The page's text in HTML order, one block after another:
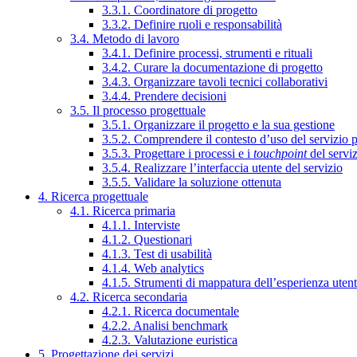
3.3.1. Coordinatore di progetto
3.3.2. Definire ruoli e responsabilità
3.4. Metodo di lavoro
3.4.1. Definire processi, strumenti e rituali
3.4.2. Curare la documentazione di progetto
3.4.3. Organizzare tavoli tecnici collaborativi
3.4.4. Prendere decisioni
3.5. Il processo progettuale
3.5.1. Organizzare il progetto e la sua gestione
3.5.2. Comprendere il contesto d’uso del servizio
3.5.3. Progettare i processi e i touchpointdel
3.5.4. Realizzare l’interfaccia utente del servizio
3.5.5. Validare la soluzione ottenuta
4. Ricerca progettuale
4.1. Ricerca primaria
4.1.1. Interviste
4.1.2. Questionari
4.1.3. Test di usabilità
4.1.4. Web analytics
4.1.5. Strumenti di mappatura dell’esperienza
4.2. Ricerca secondaria
4.2.1. Ricerca documentale
4.2.2. Analisi benchmark
4.2.3. Valutazione euristica
5. Progettazione dei servizi